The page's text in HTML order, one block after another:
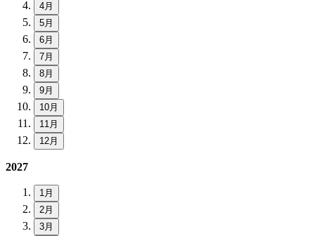
4月
5月
6月
7月
8月
9月
10月
11月
12月
2027
1月
2月
3月